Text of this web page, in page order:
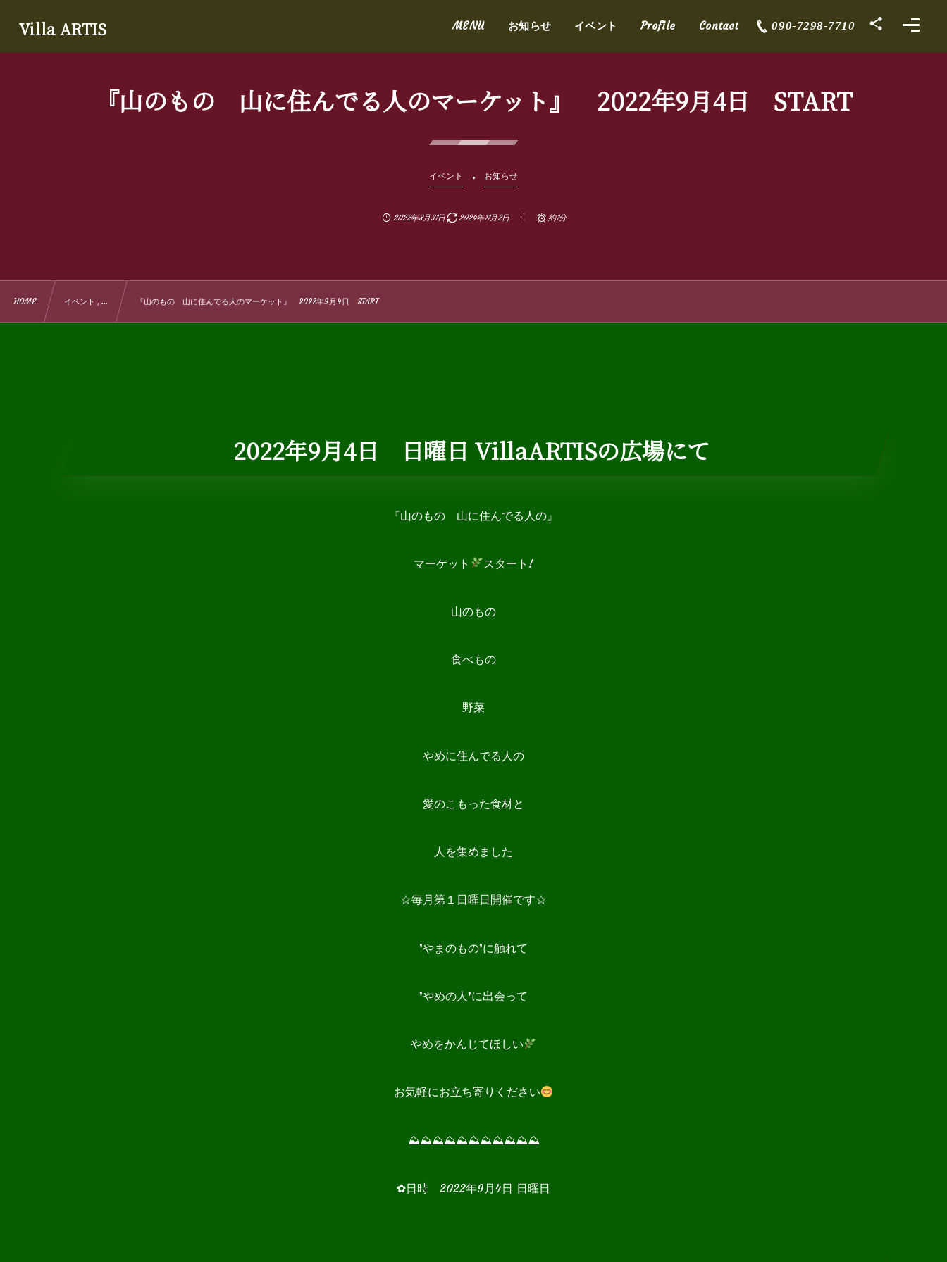
Villa ARTIS MENU お知らせ イベント Profile Contact 090-7298-7710
『山のもの 山に住んでる人のマーケット』 2022年9月4日 START
イベント お知らせ
2022年8月31日 2024年11月2日 約1分
HOME イベント , … 『山のもの 山に住んでる人のマーケット』 2022年9月4日 START
2022年9月4日 日曜日 VillaARTISの広場にて
『山のもの 山に住んでる人の』
マーケット スタート!
山のもの
食べもの
野菜
やめに住んでる人の
愛のこもった食材と
人を集めました
☆毎月第１日曜日開催です☆
❜やまのもの❜に触れて
❜やめの人❜に出会って
やめをかんじてほしい
お気軽にお立ち寄りください
⛰⛰⛰⛰⛰⛰⛰⛰⛰⛰⛰
✿日時 2022年9月4日 日曜日